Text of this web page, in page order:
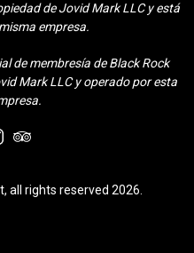
de Jovid Mark LLC y está
empresa.
de membresía de Black Rock
Mark LLC y operado por esta
tripadvisor
all rights reserved 2026.